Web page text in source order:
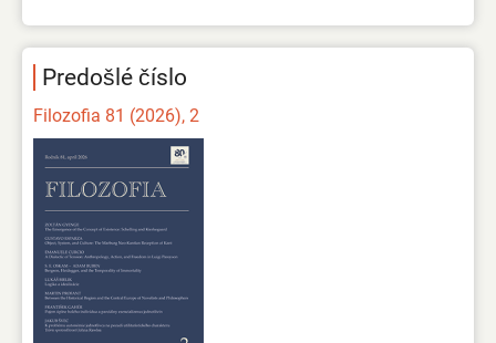
Predošlé číslo
Filozofia 81 (2026), 2